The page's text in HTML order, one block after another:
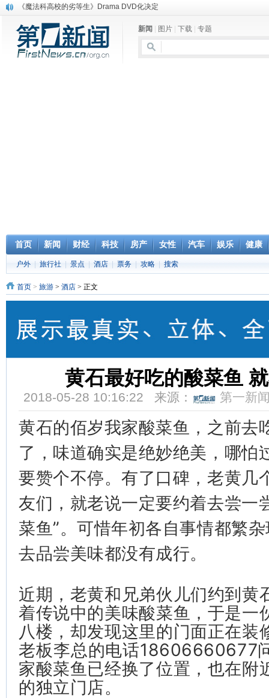
电信运营商“血战”校园
消息称刘强东要求京东商城明年扭亏为盈
保健品也能吃出一身病? 康宝莱员工自揭多项家丑
煤价"跳水"电企利润"蹦高" 电煤联动亟待完善
苹果公司自建太阳能电厂为数据中心供电
新闻 图片 下载 专题
首页 新闻 财经 科技 房产 女性 汽车 娱乐 健康
户外 旅行社 景点 酒店 票务 攻略 搜索
首页 > 旅游 > 酒店 > 正文
黄石最好吃的酸菜鱼
2018-05-28 10:16:22 来源： 第一新
黄石的佰岁我家酸菜鱼，之前去
了，味道确实是绝妙绝美，哪怕
要赞个不停。有了口碑，老黄几
友们，就老说一定要约着去尝一
菜鱼”。可惜年初各自事情都繁
去品尝美味都没有成行。
近期，老黄和兄弟伙儿们约到黄
着传说中的美味酸菜鱼，于是一
八楼，却发现这里的门面正在装
老板李总的电话18606660677
家酸菜鱼已经换了位置，也在附
的独立门店。